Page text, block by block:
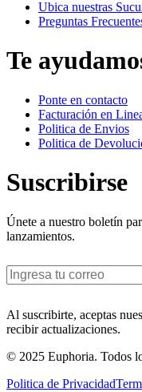
Ubica nuestras
Preguntas
Te
Ponte en contacto
Facturación en
Politica de Envios
Politica de
Suscribirse
Únete a nuestro boletín
lanzamientos.
Al suscribirte, aceptas
recibir actualizaciones.
© 2025 Euphoria. Todos
Politica de Privacidad